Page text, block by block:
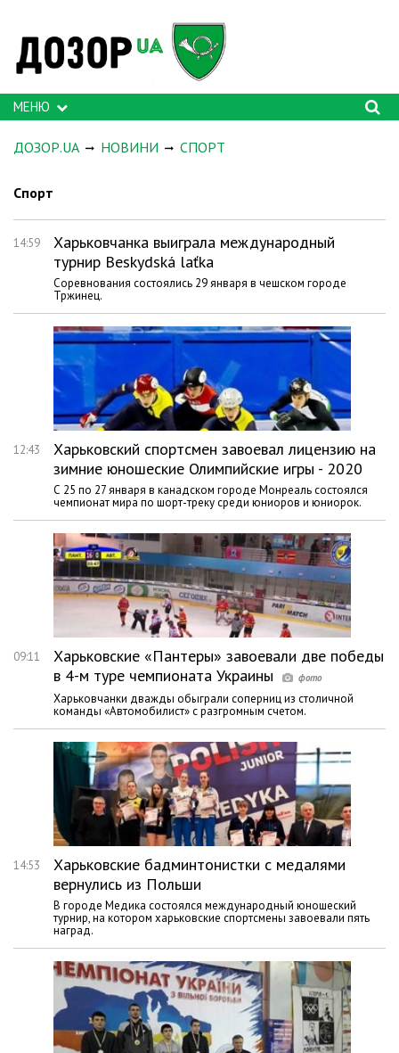
МЕНЮ
ДОЗОР.UA НОВИНИ СПОРТ
Спорт
14:59
Харьковчанка выиграла международный
турнир Beskydská laťka
Соревнования состоялись 29 января в чешском городе
Тржинец.
12:43
Харьковский спортсмен завоевал лицензию на
зимние юношеские Олимпийские игры - 2020
С 25 по 27 января в канадском городе Монреаль состоялся
чемпионат мира по шорт-треку среди юниоров и юниорок.
09:11
Харьковские «Пантеры» завоевали две победы
в 4-м туре чемпионата Украины
Харьковчанки дважды обыграли соперниц из столичной
команды «Автомобилист» с разгромным счетом.
14:53
Харьковские бадминтонистки с медалями
вернулись из Польши
В городе Медика состоялся международный юношеский
турнир, на котором харьковские спортсмены завоевали пять
наград.